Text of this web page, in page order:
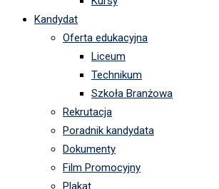
Kandydat
Oferta edukacyjna
Liceum
Technikum
Szkoła Branżowa
Rekrutacja
Poradnik kandydata
Dokumenty
Film Promocyjny
Plakat